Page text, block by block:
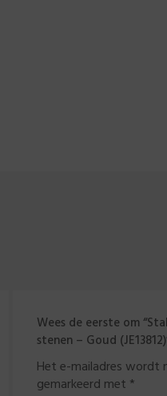
Wees de eerste om
stenen – Goud
Het e-mailadres wordt
gemarkeerd met *